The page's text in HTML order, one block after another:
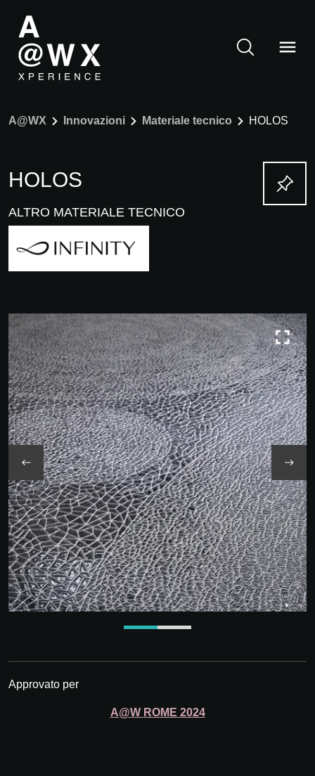
A@WX Innovazioni Materiale tecnico HOLOS
HOLOS
ALTRO MATERIALE TECNICO
Approvato per
A@W ROME 2024